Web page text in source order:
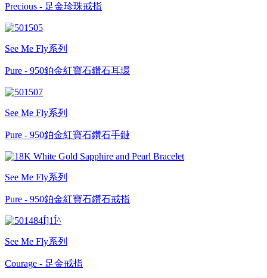
Precious - 足金珍珠戒指
See Me Fly系列
Pure - 950鉑金紅寶石鑽石耳環
See Me Fly系列
Pure - 950鉑金紅寶石鑽石手鏈
See Me Fly系列
Pure - 950鉑金紅寶石鑽石戒指
See Me Fly系列
Courage - 足金戒指